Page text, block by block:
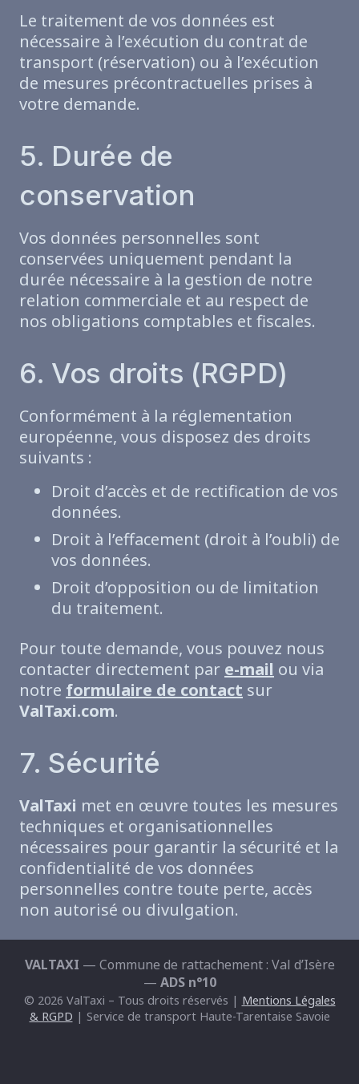
Le traitement de vos données est
nécessaire à l’exécution du contrat de
transport (réservation) ou à l’exécution
de mesures précontractuelles prises à
votre demande.
5. Durée de
conservation
Vos données personnelles sont
conservées uniquement pendant la
durée nécessaire à la gestion de notre
relation commerciale et au respect de
nos obligations comptables et fiscales.
6. Vos droits (RGPD)
Conformément à la réglementation
européenne, vous disposez des droits
suivants :
Droit d’accès et de rectification de vos
données.
Droit à l’effacement (droit à l’oubli) de
vos données.
Droit d’opposition ou de limitation
du traitement.
Pour toute demande, vous pouvez nous
contacter directement par e-mail ou via
notre formulaire de contact sur
ValTaxi.com.
7. Sécurité
ValTaxi met en œuvre toutes les mesures
techniques et organisationnelles
nécessaires pour garantir la sécurité et la
confidentialité de vos données
personnelles contre toute perte, accès
non autorisé ou divulgation.
VALTAXI — Commune de rattachement : Val d’Isère
— ADS n°10
© 2026 ValTaxi – Tous droits réservés | Mentions Légales
& RGPD | Service de transport Haute-Tarentaise Savoie